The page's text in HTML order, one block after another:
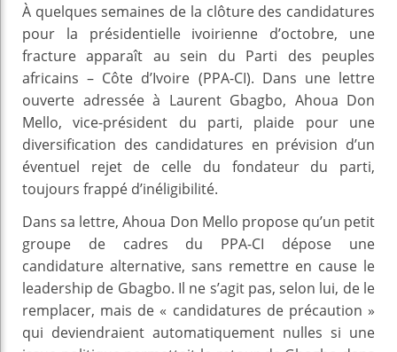
À quelques semaines de la clôture des candidatures
pour la présidentielle ivoirienne d’octobre, une
fracture apparaît au sein du Parti des peuples
africains – Côte d’Ivoire (PPA-CI). Dans une lettre
ouverte adressée à Laurent Gbagbo, Ahoua Don
Mello, vice-président du parti, plaide pour une
diversification des candidatures en prévision d’un
éventuel rejet de celle du fondateur du parti,
toujours frappé d’inéligibilité.
Dans sa lettre, Ahoua Don Mello propose qu’un petit
groupe de cadres du PPA-CI dépose une
candidature alternative, sans remettre en cause le
leadership de Gbagbo. Il ne s’agit pas, selon lui, de le
remplacer, mais de « candidatures de précaution »
qui deviendraient automatiquement nulles si une